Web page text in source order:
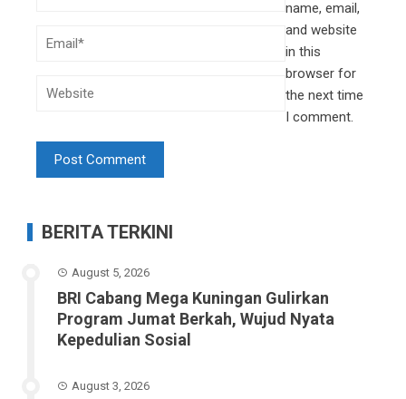
name, email,
and website
in this
browser for
the next time
I comment.
BERITA TERKINI
August 5, 2026
BRI Cabang Mega Kuningan Gulirkan
Program Jumat Berkah, Wujud Nyata
Kepedulian Sosial
August 3, 2026